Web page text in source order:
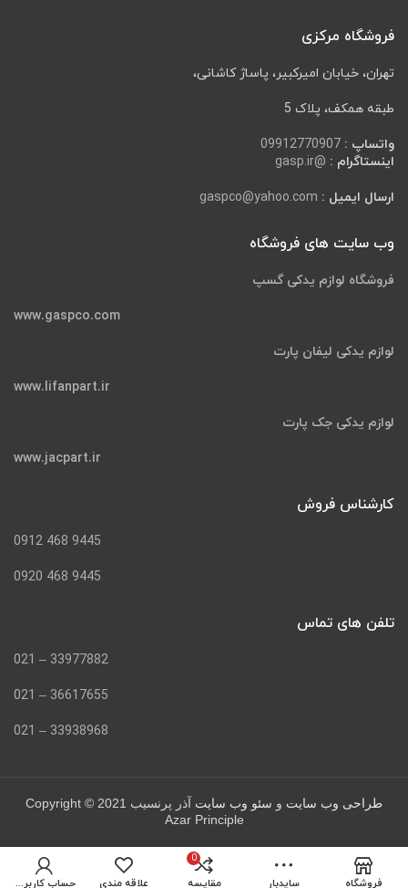
فروشگاه مرکزی
تهران، خیابان امیرکبیر، پاساژ کاشانی،
طبقه همکف، پلاک 5
واتساپ : 09912770907
اینستاگرام : @gasp.ir
ارسال ایمیل : gaspco@yahoo.com
وب سایت های فروشگاه
فروشگاه لوازم یدکی گسپ
www.gaspco.com
لوازم یدکی لیفان پارت
www.lifanpart.ir
لوازم یدکی جک پارت
www.jacpart.ir
کارشناس فروش
9445 468 0912
9445 468 0920
تلفن های تماس
33977882 – 021
36617655 – 021
33938968 – 021
طراحی وب سایت و سئو وب سایت آذر پرنسیب Copyright © 2021
Azar Principle
فروشگاه سایدبار
0
مقایسه علاقه مندی حساب کاربری من